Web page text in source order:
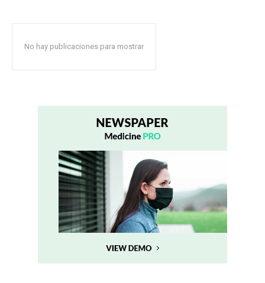
No hay publicaciones para mostrar